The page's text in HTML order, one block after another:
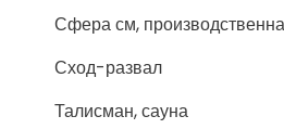
Сфера см,
Сход-развал
Талисман, сауна